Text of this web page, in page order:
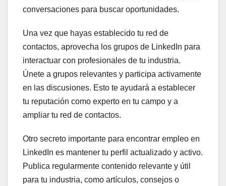
conversaciones para buscar oportunidades.
Una vez que hayas establecido tu red de
contactos, aprovecha los grupos de LinkedIn para
interactuar con profesionales de tu industria.
Únete a grupos relevantes y participa activamente
en las discusiones. Esto te ayudará a establecer
tu reputación como experto en tu campo y a
ampliar tu red de contactos.
Otro secreto importante para encontrar empleo en
LinkedIn es mantener tu perfil actualizado y activo.
Publica regularmente contenido relevante y útil
para tu industria, como artículos, consejos o